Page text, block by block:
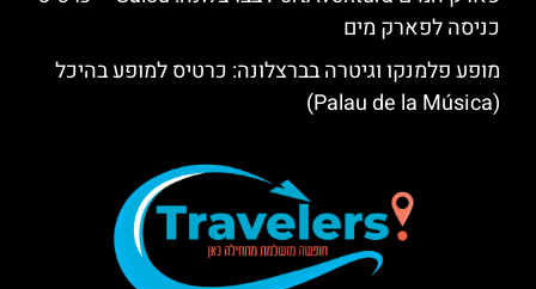
כניסה לפארק מים
מופע פלמנקו וגיטרה בברצלונה: כרטיס למופע בהיכל
(Palau de la Música)